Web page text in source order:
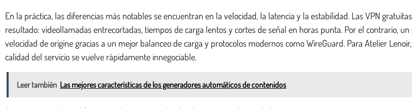
En la práctica, las diferencias más notables se encuentran en la velocidad, la latencia y la estabilidad. Las VPN
resultado: videollamadas entrecortadas, tiempos de carga lentos y cortes de señal en horas punta. Por el contrario,
velocidad de origine gracias a un mejor balanceo de carga y protocolos modernos como WireGuard. Para Atelier
calidad del servicio se vuelve rápidamente innegociable.
Leer también Las mejores características de los generadores automáticos de contenidos